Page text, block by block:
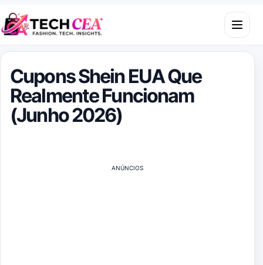
Skip to content
Open
Cupons Shein EUA Que
Realmente Funcionam
(Junho 2026)
ANÚNCIOS